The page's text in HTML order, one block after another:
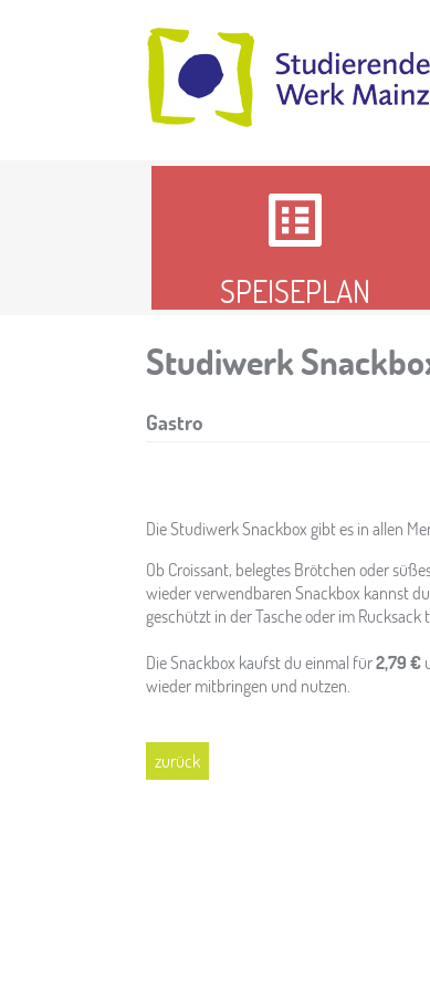
SPEISEPLAN
Studiwerk
Gastro
Die Studiwerk Snackbox gibt es in allen
Ob Croissant, belegtes Brötchen oder
wieder verwendbaren Snackbox kannst
geschützt in der Tasche oder im Rucksack
Die Snackbox kaufst du einmal für2,79 €
wieder mitbringen und nutzen.
zurück